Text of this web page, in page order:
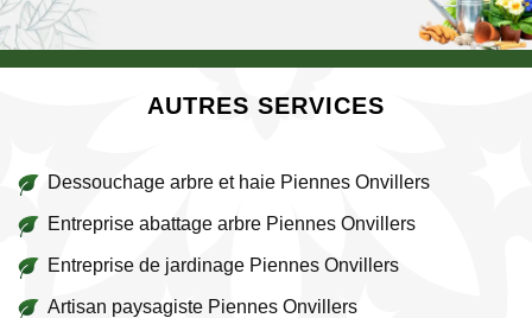
AUTRES SERVICES
Dessouchage arbre et haie Piennes Onvillers
Entreprise abattage arbre Piennes Onvillers
Entreprise de jardinage Piennes Onvillers
Artisan paysagiste Piennes Onvillers